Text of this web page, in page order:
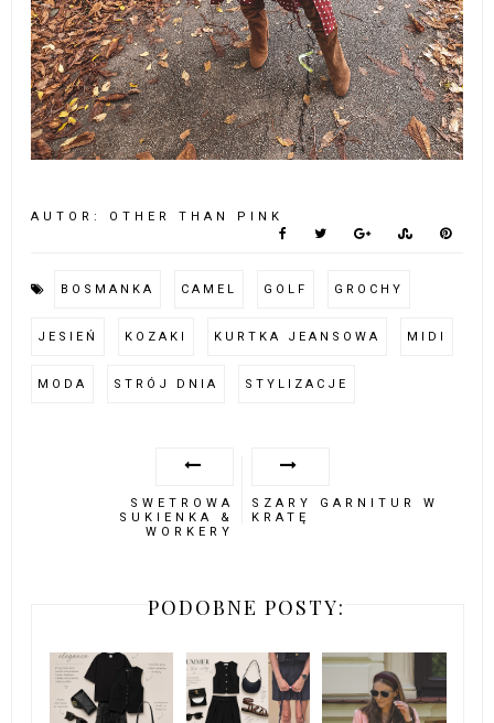
AUTOR: OTHER THAN PINK
BOSMANKA CAMEL GOLF GROCHY
JESIEŃ KOZAKI KURTKA JEANSOWA MIDI
MODA STRÓJ DNIA STYLIZACJE
SWETROWA
SUKIENKA &
WORKERY
SZARY GARNITUR W
KRATĘ
PODOBNE POSTY: